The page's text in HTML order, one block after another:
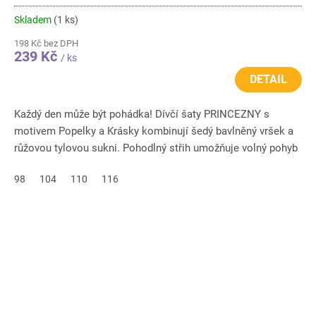
Skladem (1 ks)
198 Kč bez DPH
239 Kč / ks
DETAIL
Každý den může být pohádka! Dívčí šaty PRINCEZNY s
motivem Popelky a Krásky kombinují šedý bavlněný vršek a
růžovou tylovou sukni. Pohodlný střih umožňuje volný pohyb
98 104 110 116